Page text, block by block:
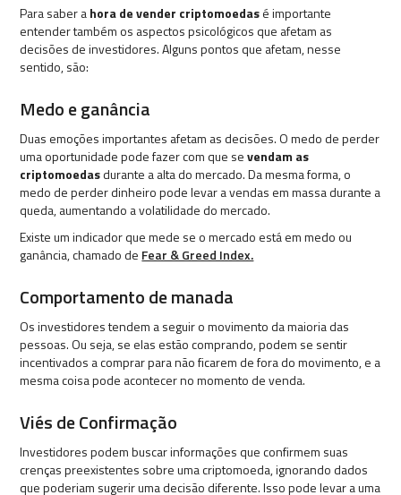
Para saber ahora de vender criptomoedasé importante
entender também os aspectos psicológicos que afetam as
decisões de investidores. Alguns pontos que afetam, nesse
sentido, são:
Medo e ganância
Duas emoções importantes afetam as decisões. O medo de perder
uma oportunidade pode fazer com que sevendam as
criptomoedasdurante a alta do mercado. Da mesma forma, o
medo de perder dinheiro pode levar a vendas em massa durante a
queda, aumentando a volatilidade do mercado.
Existe um indicador que mede se o mercado está em medo ou
ganância, chamado de Fear & Greed Index.
Comportamento de manada
Os investidores tendem a seguir o movimento da maioria das
pessoas. Ou seja, se elas estão comprando, podem se sentir
incentivados a comprar para não ficarem de fora do movimento, e a
mesma coisa pode acontecer no momento de venda.
Viés de Confirmação
Investidores podem buscar informações que confirmem suas
crenças preexistentes sobre uma criptomoeda, ignorando dados
que poderiam sugerir uma decisão diferente. Isso pode levar a uma